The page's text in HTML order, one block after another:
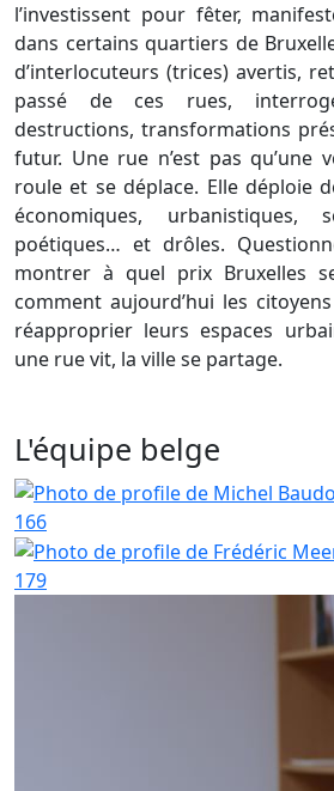
l’investissent pour fêter,
dans certains quartiers de
d’interlocuteurs (trices) avertis,
passé de ces rues,
destructions, transformations
futur. Une rue n’est pas qu’une
roule et se déplace. Elle déploie
économiques, urbanistiques,
poétiques… et drôles.
montrer à quel prix Bruxelles
comment aujourd’hui les
réapproprier leurs espaces
une rue vit, la ville se partage.
L'équipe belge
166
179